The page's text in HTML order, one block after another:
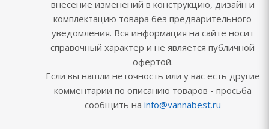
внесение изменений в конструкцию, дизайн и
комплектацию товара без предварительного
уведомления. Вся информация на сайте носит
справочный характер и не является публичной
офертой.
Если вы нашли неточность или у вас есть другие
комментарии по описанию товаров - просьба
сообщить на info@vannabest.ru